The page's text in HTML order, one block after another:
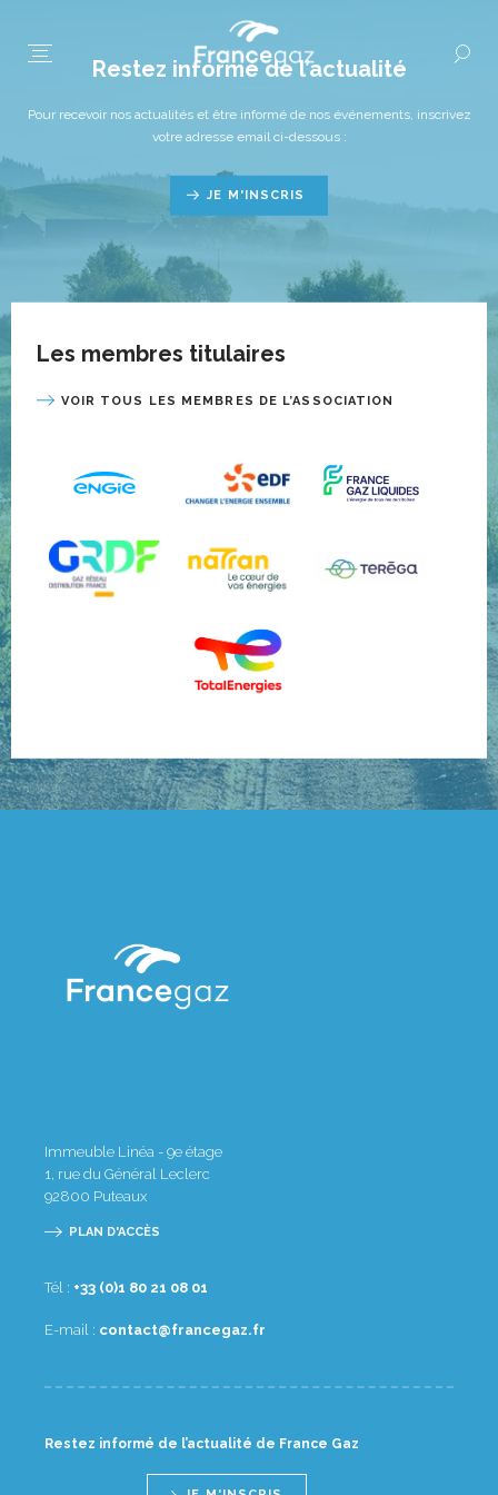
Restez informé de l’actualité
Pour recevoir nos actualités et être informé de nos événements, inscrivez
votre adresse email ci-dessous :
JE M'INSCRIS
Les membres titulaires
VOIR TOUS LES MEMBRES DE L’ASSOCIATION
Immeuble Linéa - 9e étage
1, rue du Général Leclerc
92800 Puteaux
PLAN D'ACCÈS
Tél : 10 80 12 08 1(0) 33+
E-mail : rf.zagecnarf@tcatnoc
Restez informé de l’actualité de France Gaz